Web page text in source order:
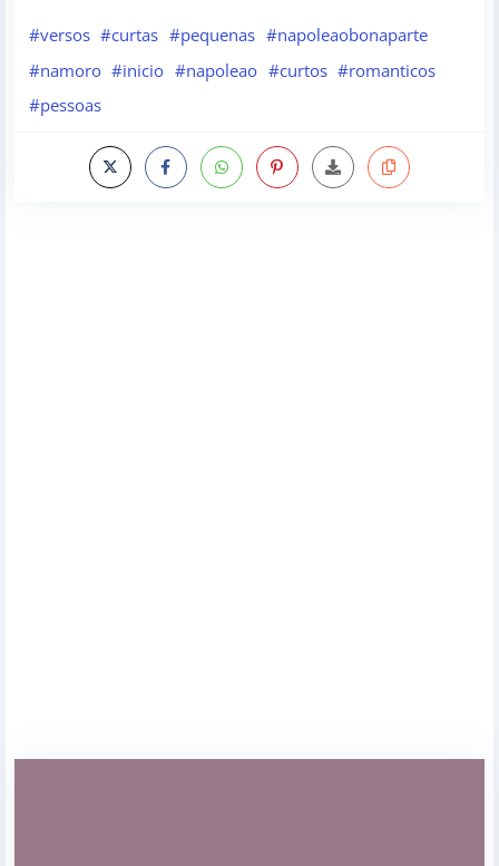
#versos #curtas #pequenas #napoleaobonaparte
#namoro #inicio #napoleao #curtos #romanticos
#pessoas